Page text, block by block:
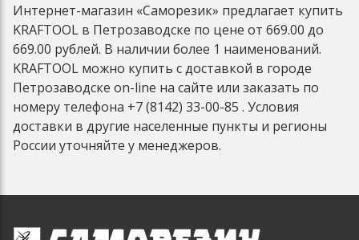
Интернет-магазин «Саморезик» предлагает купить
KRAFTOOL в Петрозаводске по цене от 669.00 до
669.00 рублей. В наличии более 1 наименований.
KRAFTOOL можно купить с доставкой в городе
Петрозаводске on-line на сайте или заказать по
номеру телефона +7 (8142) 33-00-85 . Условия
доставки в другие населенные пункты и регионы
России уточняйте у менеджеров.